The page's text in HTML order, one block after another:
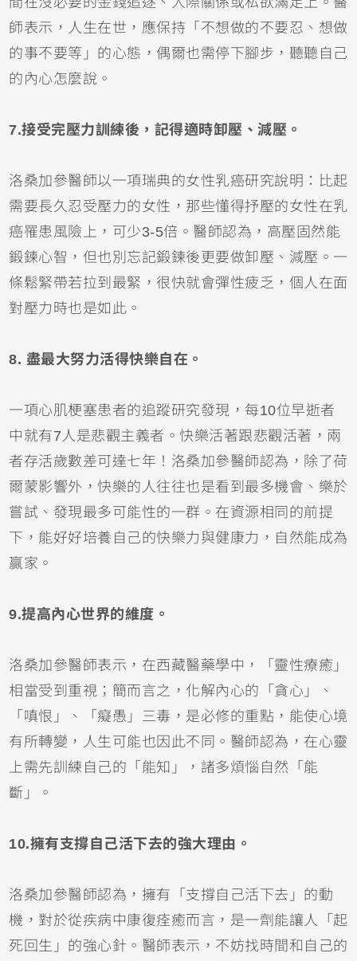
師表示，人生在世，應保持「不想做的不要忍、想做
的事不要等」的心態，偶爾也需停下腳步，聽聽自己
的內心怎麼說。
7.接受完壓力訓練後，記得適時卸壓、減壓。
洛桑加參醫師以一項瑞典的女性乳癌研究說明：比起
需要長久忍受壓力的女性，那些懂得抒壓的女性在乳
癌罹患風險上，可少3-5倍。醫師認為，高壓固然能
鍛鍊心智，但也別忘記鍛鍊後更要做卸壓、減壓。一
條鬆緊帶若拉到最緊，很快就會彈性疲乏，個人在面
對壓力時也是如此。
8. 盡最大努力活得快樂自在。
一項心肌梗塞患者的追蹤研究發現，每10位早逝者
中就有7人是悲觀主義者。快樂活著跟悲觀活著，兩
者存活歲數差可達七年！洛桑加參醫師認為，除了荷
爾蒙影響外，快樂的人往往也是看到最多機會、樂於
嘗試、發現最多可能性的一群。在資源相同的前提
下，能好好培養自己的快樂力與健康力，自然能成為
贏家。
9.提高內心世界的維度。
洛桑加參醫師表示，在西藏醫藥學中，「靈性療癒」
相當受到重視；簡而言之，化解內心的「貪心」、
「嗔恨」、「癡愚」三毒，是必修的重點，能使心境
有所轉變，人生可能也因此不同。醫師認為，在心靈
上需先訓練自己的「能知」，諸多煩惱自然「能
斷」。
10.擁有支撐自己活下去的強大理由。
洛桑加參醫師認為，擁有「支撐自己活下去」的動
機，對於從疾病中康復痊癒而言，是一劑能讓人「起
死回生」的強心針。醫師表示，不妨找時間和自己的